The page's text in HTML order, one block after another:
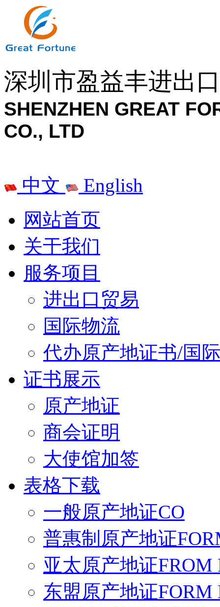
深圳市盈益丰进出
SHENZHEN GREAT
CO., LTD
中文
English
网站首页
关于我们
服务项目
进出口贸易
国际物流
代办原产地证书/国
证书展示
原产地证
商会证明
大使馆加签
表格下载
一般原产地证CO
普惠制原产地证
亚太原产地证FROM
东盟原产地证FORM